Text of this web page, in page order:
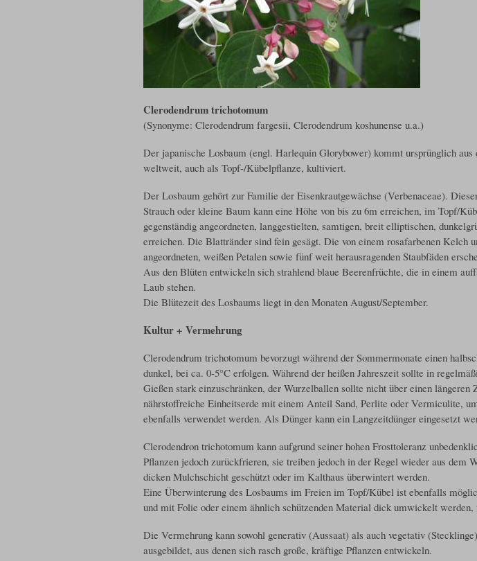
Clerodendrum trichotomum
(Synonyme: Clerodendrum fargesii, Clerodendrum koshunense u.a.)
Der japanische Losbaum (engl. Harlequin Glorybower) kommt ursprünglich
weltweit, auch als Topf-/Kübelpflanze, kultiviert.
Der Losbaum gehört zur Familie der Eisenkrautgewächse (Verbenaceae).
Strauch oder kleine Baum kann eine Höhe von bis zu 6m erreichen, im Topf/
gegenständig angeordneten, langgestielten, samtigen, breit elliptischen,
erreichen. Die Blattränder sind fein gesägt. Die von einem rosafarbenen
angeordneten, weißen Petalen sowie fünf weit herausragenden Staubfäden
Aus den Blüten entwickeln sich strahlend blaue Beerenfrüchte, die in einem
Laub stehen.
Die Blütezeit des Losbaums liegt in den Monaten August/September.
Kultur + Vermehrung
Clerodendrum trichotomum bevorzugt während der Sommermonate einen
dunkel, bei ca. 0-5°C erfolgen. Während der heißen Jahreszeit sollte in
Gießen stark einzuschränken, der Wurzelballen sollte nicht über einen
nährstoffreiche Einheitserde mit einem Anteil Sand, Perlite oder Vermiculite,
ebenfalls verwendet werden. Als Dünger kann ein Langzeitdünger eingesetzt
Clerodendron trichotomum kann aufgrund seiner hohen Frosttoleranz
Pflanzen jedoch zurückfrieren, sie treiben jedoch in der Regel wieder aus dem
dicken Mulchschicht geschützt oder im Kalthaus überwintert werden.
Eine Überwinterung des Losbaums im Freien im Topf/Kübel ist ebenfalls
und mit Folie oder einem ähnlich schützenden Material dick umwickelt
Die Vermehrung kann sowohl generativ (Aussaat) als auch vegetativ
ausgebildet, aus denen sich rasch große, kräftige Pflanzen entwickeln.